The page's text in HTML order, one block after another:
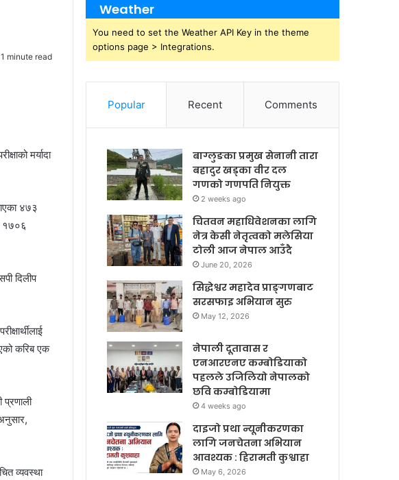
1 minute read
मर्यादा
४७३
१७०६
दिलीप
करिब एक
प्रणाली
व्यवस्था
Weather
You need to set the Weather API Key in the theme
options page > Integrations.
Popular Recent Comments
बाग्लुङका प्रमुख सेनानी तारा
बहादुर खड्का वीर दल
गणको गणपति नियुक्त
2 weeks ago
चितवन महाधिवेशनका लागि
नेत्र केसी नेतृत्वको मलेसिया
टोली आज नेपाल आउँदै
June 20, 2026
सिद्धेश्वर महादेव प्राङ्गणबाट
सरसफाइ अभियान सुरु
May 12, 2026
नेपाली दूतावास र
एनआरएनए कम्बोडियाको
पहलले उजिलियो नेपालको
छवि कम्बोडियामा
4 weeks ago
दाइजो प्रथा न्यूनीकरणका
लागि जनचेतना अभियान
आवश्यक : हिरामती कुश्वाहा
May 6, 2026